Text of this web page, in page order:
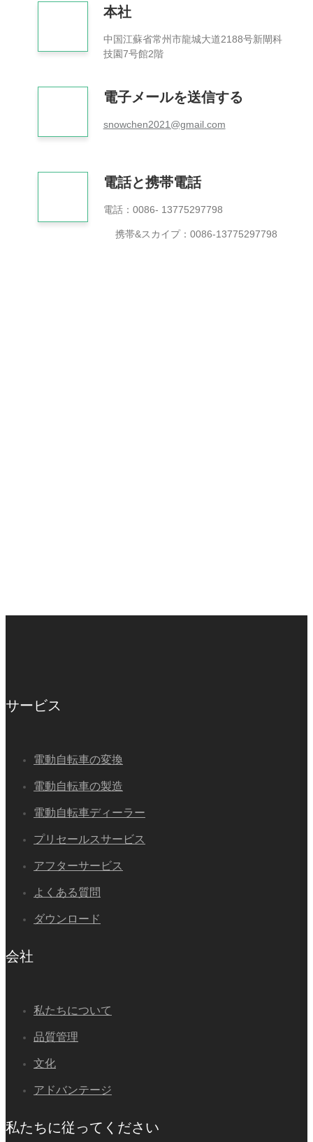
本社
中国江蘇省常州市龍城大道2188号新閘科
技園7号館2階
電子メールを送信する
snowchen2021@gmail.com
電話と携帯電話
電話：0086- 13775297798
携帯&スカイプ：0086-13775297798
サービス
電動自転車の変換
電動自転車の製造
電動自転車ディーラー
プリセールスサービス
アフターサービス
よくある質問
ダウンロード
会社
私たちについて
品質管理
文化
アドバンテージ
私たちに従ってください